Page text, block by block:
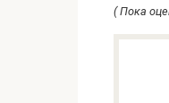
( Пока